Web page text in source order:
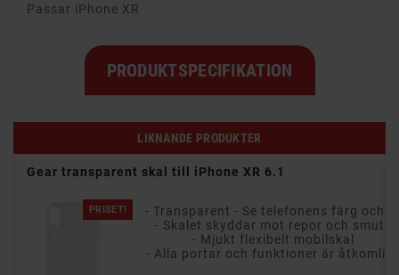
Passar iPhone XR
PRODUKTSPECIFIKATION
LIKNANDE PRODUKTER
Gear transparent skal till iPhone XR 6.1
PRISET!
- Skalet skyddar mot repor och smuts
- Mjukt flexibelt mobilskal
- Alla portar och funktioner är